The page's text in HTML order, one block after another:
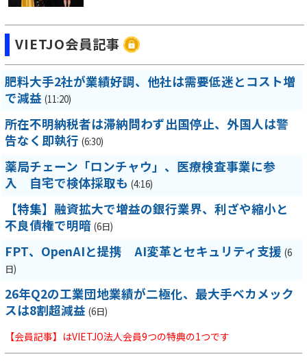
VIETJO会員記事
肥料大手2社が業績好調、他社は需要低迷とコスト増
で減益 (11:20)
所在不明納税者は滞納問わず出国停止、外国人は警
告なく即執行 (6:30)
薬局チェーン「ロンチャウ」、医療検査事業に参
入 自宅で検体採取も (4:16)
【特集】融資拡大で増益の銀行業界、利ざや縮小と
不良債権で明暗 (6日)
FPT、OpenAIと提携 AI変革とセキュリティ支援 (6
日)
26年Q2の工業団地業績が二極化、最大手ベカメック
スは8割超減益 (6日)
【会員記事】はVIETJO法人会員9つの特典の1つです